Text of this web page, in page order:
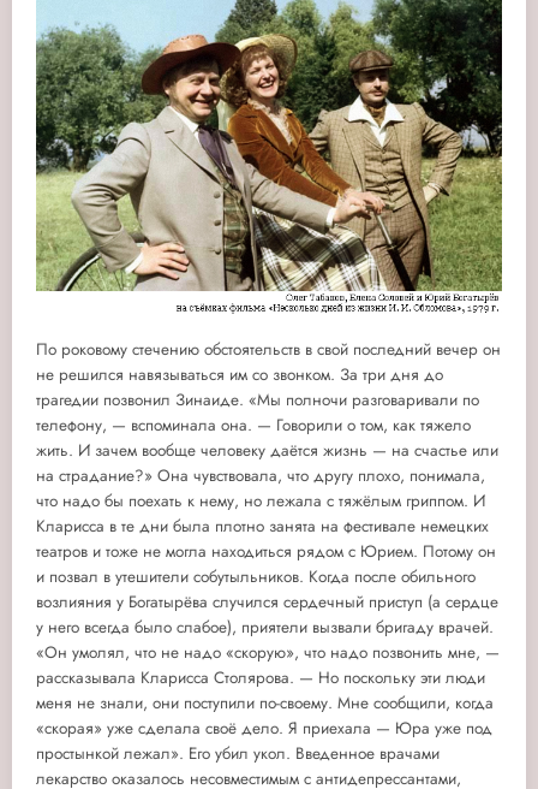
По роковому стечению обстоятельств в свой последний вечер он
не решился навязываться им со звонком. За три дня до
трагедии позвонил Зинаиде. «Мы полночи разговаривали по
телефону, — вспоминала она. — Говорили о том, как тяжело
жить. И зачем вообще человеку даётся жизнь — на счастье или
на страдание?» Она чувствовала, что другу плохо, понимала,
что надо бы поехать к нему, но лежала с тяжёлым гриппом. И
Кларисса в те дни была плотно занята на фестивале немецких
театров и тоже не могла находиться рядом с Юрием. Потому он
и позвал в утешители собутыльников. Когда после обильного
возлияния у Богатырёва случился сердечный приступ (а сердце
у него всегда было слабое), приятели вызвали бригаду врачей.
«Он умолял, что не надо «скорую», что надо позвонить мне, —
рассказывала Кларисса Столярова. — Но поскольку эти люди
меня не знали, они поступили по-своему. Мне сообщили, когда
«скорая» уже сделала своё дело. Я приехала — Юра уже под
простынкой лежал». Его убил укол. Введенное врачами
лекарство оказалось несовместимым с антидепрессантами,